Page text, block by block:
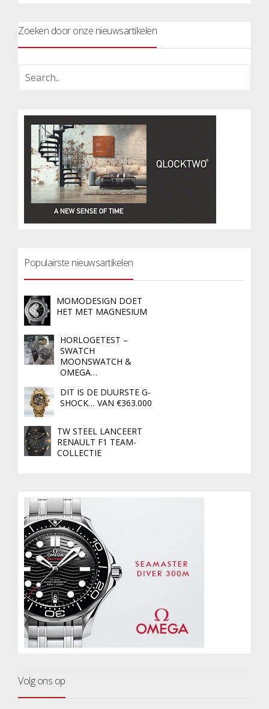
Zoeken door onze nieuwsartikelen
Populairste nieuwsartikelen
MOMODESIGN DOET
HET MET MAGNESIUM
HORLOGETEST –
SWATCH
MOONSWATCH &
OMEGA…
DIT IS DE DUURSTE G-
SHOCK… VAN €363.000
TW STEEL LANCEERT
RENAULT F1 TEAM-
COLLECTIE
Volg ons op